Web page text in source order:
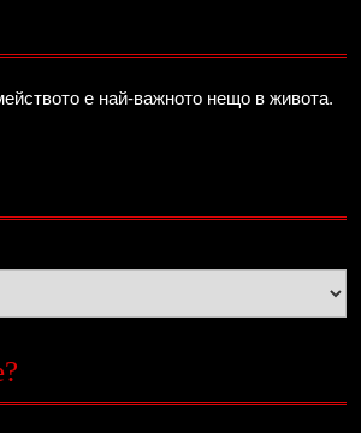
е най-важното нещо в живота.